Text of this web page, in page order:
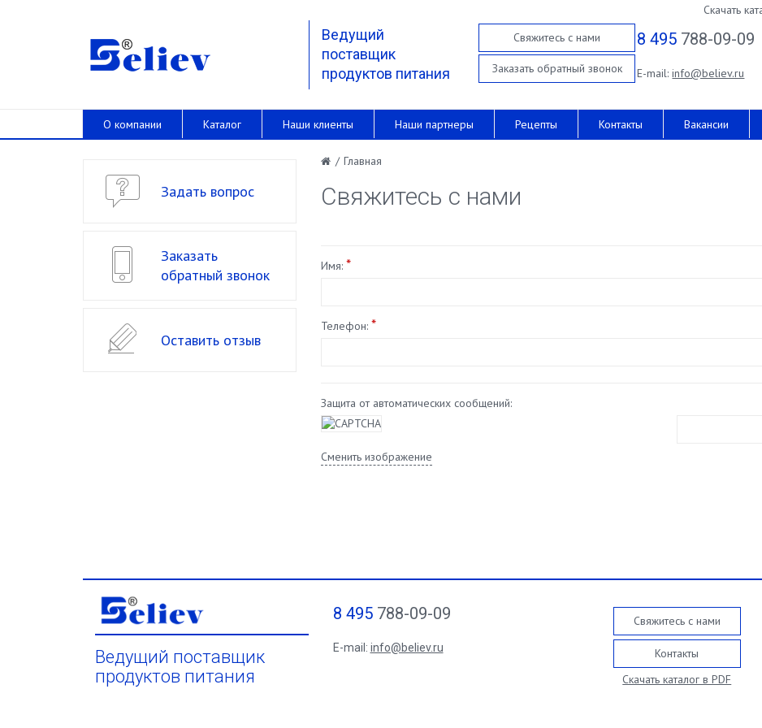
Скачать
Ведущий
поставщик
продуктов питания
Свяжитесь с нами
Заказать обратный звонок
8 495 788-09-09
E-mail:info@believ.ru
О компании Каталог Наши клиенты Наши партнеры Рецепты Контакты Вакансии
/ Главная
Свяжитесь с нами
Имя: *
Телефон: *
Защита от автоматических сообщений:
Сменить изображение
Задать вопрос
Заказать
обратный звонок
Оставить отзыв
Ведущий поставщик
продуктов питания
8 495788-09-09
E-mail: info@believ.ru
Свяжитесь с нами
Контакты
Скачать каталог в PDF